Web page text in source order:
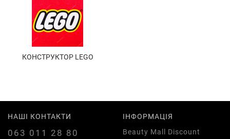
на соціальне становлення дитини;
Навчають;
літерам, цифр. Від перших іграшок малюк отримує перші знання про
світ, в якому він живе;
КОНСТРУКТОР LEGO
НАШІ КОНТАКТИ
063 011 28 80
ІНФОРМАЦІЯ
Beauty Mall Discount